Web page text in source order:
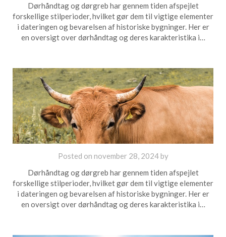
Dørhåndtag og dørgreb har gennem tiden afspejlet
forskellige stilperioder, hvilket gør dem til vigtige elementer
i dateringen og bevarelsen af historiske bygninger. Her er
en oversigt over dørhåndtag og deres karakteristika i…
Posted on november 28, 2024by
Dørhåndtag og dørgreb har gennem tiden afspejlet
forskellige stilperioder, hvilket gør dem til vigtige elementer
i dateringen og bevarelsen af historiske bygninger. Her er
en oversigt over dørhåndtag og deres karakteristika i…